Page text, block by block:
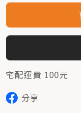
宅配運費 100元
分享